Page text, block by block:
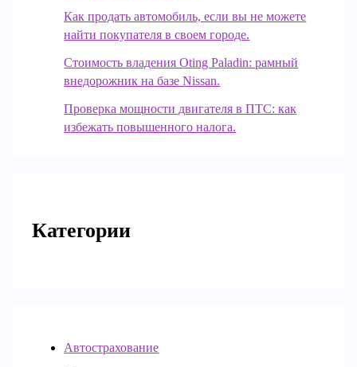
Как продать автомобиль, если вы не можете
найти покупателя в своем городе.
Стоимость владения Oting Paladin: рамный
внедорожник на базе Nissan.
Проверка мощности двигателя в ПТС: как
избежать повышенного налога.
Категории
Автострахование